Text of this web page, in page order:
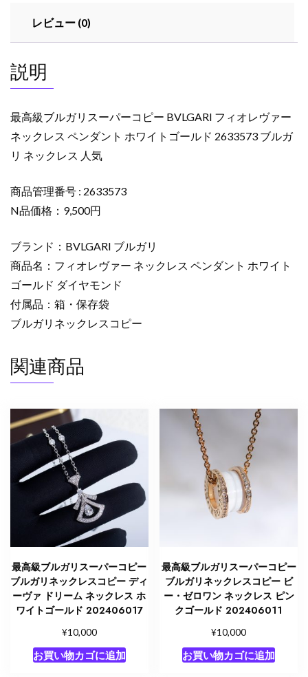
ー
フ
ィ
レ
ヴ
ァ
ネ
ッ
レ
ペ
ン
ダ
ン
ホ
ワ
ゴ
ド
ネ
ッ
ク
レビュー (0)
説明
最高級ブルガリスーパーコピー BVLGARI フィオレヴァー
ネックレス ペンダント ホワイトゴールド 2633573 ブルガ
リ ネックレス 人気
商品管理番号 : 2633573
N品価格：9,500円
ブランド：BVLGARI ブルガリ
商品名：フィオレヴァー ネックレス ペンダント ホワイト
ゴールド ダイヤモンド
付属品：箱・保存袋
ブルガリネックレスコピー
関連商品
最高級ブルガリスーパーコピー
ブルガリネックレスコピー ディ
ーヴァ ドリーム ネックレス ホ
ワイトゴールド 202406017
¥10,000
お買い物カゴに追加
最高級ブルガリスーパーコピー
ブルガリネックレスコピー ビ
ー・ゼロワン ネックレス ピン
クゴールド 202406011
¥10,000
お買い物カゴに追加